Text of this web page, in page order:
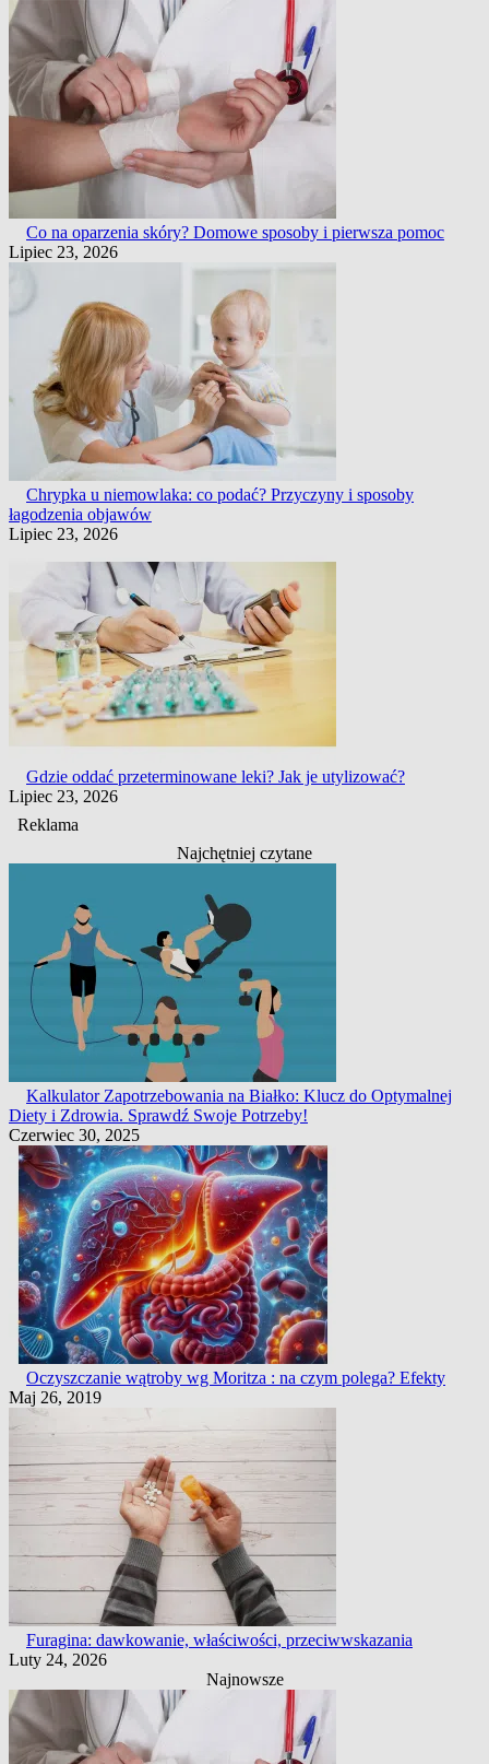
Co na oparzenia skóry? Domowe sposoby i pierwsza pomoc
Lipiec 23, 2026
Chrypka u niemowlaka: co podać? Przyczyny i sposoby
łagodzenia objawów
Lipiec 23, 2026
Gdzie oddać przeterminowane leki? Jak je utylizować?
Lipiec 23, 2026
Reklama
Najchętniej czytane
Kalkulator Zapotrzebowania na Białko: Klucz do Optymalnej
Diety i Zdrowia. Sprawdź Swoje Potrzeby!
Czerwiec 30, 2025
Oczyszczanie wątroby wg Moritza : na czym polega? Efekty
Maj 26, 2019
Furagina: dawkowanie, właściwości, przeciwwskazania
Luty 24, 2026
Najnowsze